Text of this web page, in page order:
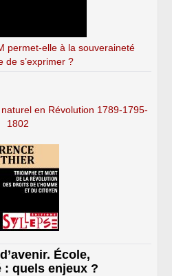
permet-elle à la souveraineté
de s’exprimer ?
en Révolution 1789-1795-
1802
École,
: quels enjeux ?